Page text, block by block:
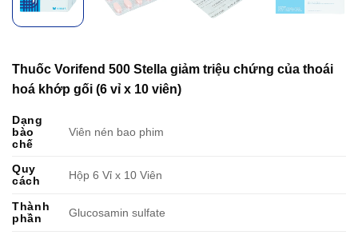
Thuốc Vorifend 500 Stella giảm triệu chứng của thoái
hoá khớp gối (6 vỉ x 10 viên)
Dạng
bào
chế
Viên nén bao phim
Quy
cách
Hộp 6 Vỉ x 10 Viên
Thành
phần
Glucosamin sulfate